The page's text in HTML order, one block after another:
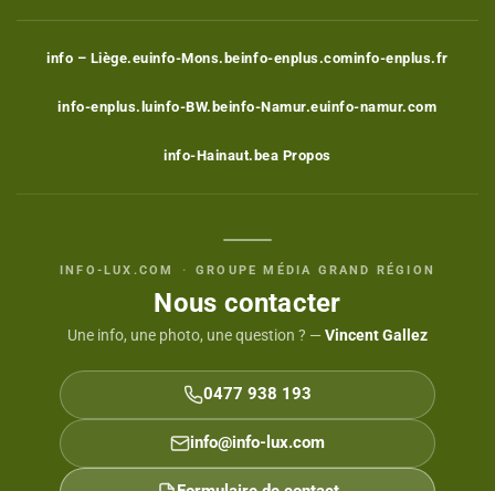
info – Liège.euinfo-Mons.beinfo-enplus.cominfo-enplus.fr
info-enplus.luinfo-BW.beinfo-Namur.euinfo-namur.com
info-Hainaut.bea Propos
INFO-LUX.COM · GROUPE MÉDIA GRAND RÉGION
Nous contacter
Une info, une photo, une question ? — Vincent Gallez
0477 938 193
info@info-lux.com